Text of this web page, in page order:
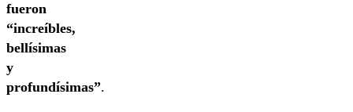
fueron
“increíbles,
bellísimas
y
profundísimas”.